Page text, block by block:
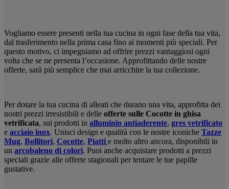
Vogliamo essere presenti nella tua cucina in ogni fase della tua vita,
dal trasferimento nella prima casa fino ai momenti più speciali. Per
questo motivo, ci impegniamo ad offrire prezzi vantaggiosi ogni
volta che se ne presenta l’occasione. Approfittando delle nostre
offerte, sarà più semplice che mai arricchire la tua collezione.
Per dotare la tua cucina di alleati che durano una vita, approfitta dei
nostri prezzi irresistibili e delle offerte sulle Cocotte in ghisa
vetrificata, sui prodotti in alluminio antiaderente, gres vetrificato
e acciaio inox. Unisci design e qualità con le nostre iconiche Tazze
Mug, Bollitori, Cocotte, Piatti e molto altro ancora, disponibili in
un arcobaleno di colori. Puoi anche acquistare prodotti a prezzi
speciali grazie alle offerte stagionali per tentare le tue papille
gustative.